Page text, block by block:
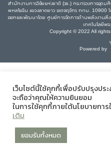
สำนักงานการวิจัยแห่งชาติ (วช.) กระทรวงการอุด
พหลโยธิน แขวงลาดยาว เขตจตุจักร กทม.
ออกและพัฒนาโดย ศูนย์การจัดการด้านพลังงานสิ่
เทคโนโลยีพร
Copyright © 2022 All
Powered by
เว็บไซต์นี้ใช้คุกกี้เพื่อปรับปรุงปร
จะถือว่าคุณให้ความยินยอม
ในการใช้คุกกี้ภายใต้นโยบายการ
เติม
ยอมรับทั้งหมด